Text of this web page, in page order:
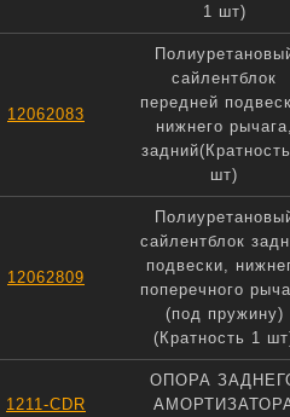
1 шт)
12062083
сайлентблок
передней
нижнего
шт)
12062809
сайлентблок
подвески,
поперечного
(под пружину)
(Кратность 1
1211-CDR
ОПОРА